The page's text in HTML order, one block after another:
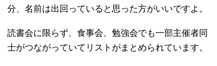
分、名前は出回っていると思った方がいいですよ。
読書会に限らず、食事会、勉強会でも一部主催者同
士がつながっていてリストがまとめられています。